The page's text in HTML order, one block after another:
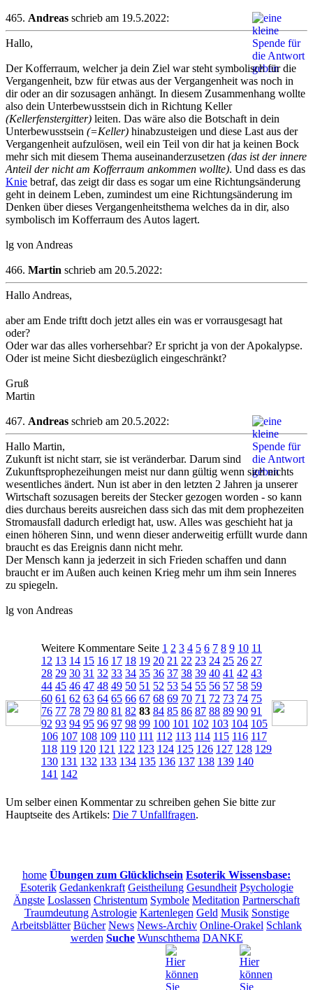
465. Andreas schrieb am 19.5.2022:
Hallo,
Der Kofferraum, welcher ja dein Ziel war steht symbolisch für die
Vergangenheit, bzw für etwas aus der Vergangenheit was noch in
dir oder an dir sozusagen anhängt. In diesem Zusammenhang wollte
also dein Unterbewusstsein dich in Richtung Keller
(Kellerfenstergitter) leiten. Das wäre also die Botschaft in dein
Unterbewusstsein (=Keller) hinabzusteigen und diese Last aus der
Vergangenheit aufzulösen, weil ein Teil von dir hat ja keinen Bock
mehr sich mit diesem Thema auseinanderzusetzen (das ist der innere
Anteil der nicht am Kofferraum ankommen wollte). Und dass es das
Knie betraf, das zeigt dir dass es sogar um eine Richtungsänderung
geht in deinem Leben, zumindest um eine Richtungsänderung im
Denken über dieses Vergangenheitsthema welches da in dir, also
symbolisch im Kofferraum des Autos lagert.
lg von Andreas
466. Martin schrieb am 20.5.2022:
Hallo Andreas,
aber am Ende triftt doch jetzt alles ein was er vorrausgesagt hat
oder?
Oder war das alles vorhersehbar? Er spricht ja von der Apokalypse.
Oder ist meine Sicht diesbezüglich eingeschränkt?
Gruß
Martin
467. Andreas schrieb am 20.5.2022:
Hallo Martin,
Zukunft ist nicht starr, sie ist veränderbar. Darum sind
Zukunftsprophezeihungen meist nur dann gültig wenn sich nichts
wesentliches ändert. Nun ist aber in den letzten 2 Jahren ja unserer
Wirtschaft sozusagen bereits der Stecker gezogen worden - so kann
dies durchaus bereits ausreichen dass sich das mit dem prophezeiten
Stromausfall dadurch erledigt hat, usw. Alles was geschieht hat ja
einen höheren Sinn, und wenn dieser anderweitig erfüllt wurde dann
braucht es das Ereignis dann nicht mehr.
Der Mensch kann ja jederzeit in sich Frieden schaffen und dann
braucht er im Außen auch keinen Krieg mehr um ihm sein Inneres
zu spiegeln.
lg von Andreas
Weitere Kommentare Seite 1 2 3 4 5 6 7 8 9 10 11
12 13 14 15 16 17 18 19 20 21 22 23 24 25 26 27
28 29 30 31 32 33 34 35 36 37 38 39 40 41 42 43
44 45 46 47 48 49 50 51 52 53 54 55 56 57 58 59
60 61 62 63 64 65 66 67 68 69 70 71 72 73 74 75
76 77 78 79 80 81 82 83 84 85 86 87 88 89 90 91
92 93 94 95 96 97 98 99 100 101 102 103 104 105
106 107 108 109 110 111 112 113 114 115 116 117
118 119 120 121 122 123 124 125 126 127 128 129
130 131 132 133 134 135 136 137 138 139 140
141 142
Um selber einen Kommentar zu schreiben gehen Sie bitte zur
Hauptseite des Artikels: Die 7 Unfallfragen.
home Übungen zum Glücklichsein Esoterik Wissensbase:
Esoterik Gedankenkraft Geistheilung Gesundheit Psychologie
Ängste Loslassen Christentum Symbole Meditation Partnerschaft
Traumdeutung Astrologie Kartenlegen Geld Musik Sonstige
Arbeitsblätter Bücher News News-Archiv Online-Orakel Schlank
werden Suche Wunschthema DANKE